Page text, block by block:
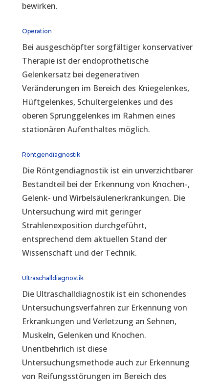
bewirken.
Operation
Bei ausgeschöpfter sorgfältiger konservativer
Therapie ist der endoprothetische
Gelenkersatz bei degenerativen
Veränderungen im Bereich des Kniegelenkes,
Hüftgelenkes, Schultergelenkes und des
oberen Sprunggelenkes im Rahmen eines
stationären Aufenthaltes möglich.
Röntgendiagnostik
Die Röntgendiagnostik ist ein unverzichtbarer
Bestandteil bei der Erkennung von Knochen-,
Gelenk- und Wirbelsäulenerkrankungen. Die
Untersuchung wird mit geringer
Strahlenexposition durchgeführt,
entsprechend dem aktuellen Stand der
Wissenschaft und der Technik.
Ultraschalldiagnostik
Die Ultraschalldiagnostik ist ein schonendes
Untersuchungsverfahren zur Erkennung von
Erkrankungen und Verletzung an Sehnen,
Muskeln, Gelenken und Knochen.
Unentbehrlich ist diese
Untersuchungsmethode auch zur Erkennung
von Reifungsstörungen im Bereich des